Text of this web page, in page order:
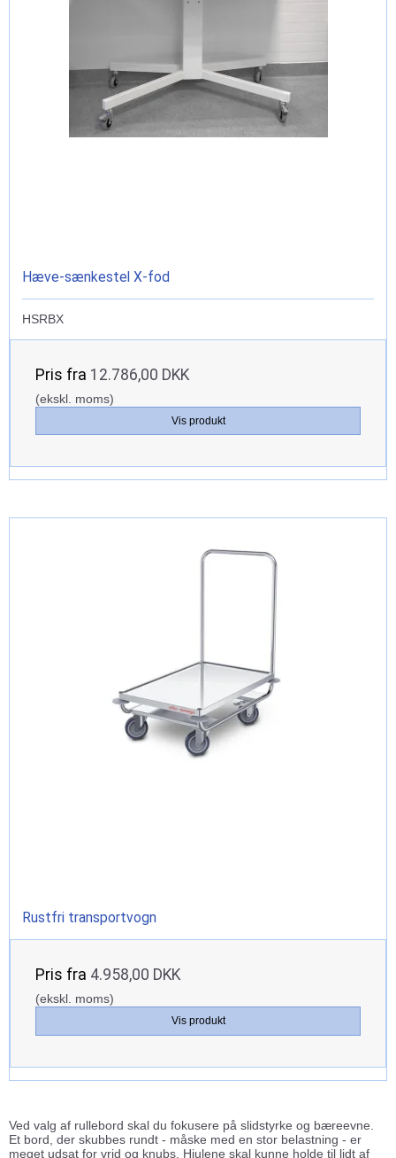
Hæve-sænkestel X-fod
HSRBX
Pris fra 12.786,00 DKK
(ekskl. moms)
Vis produkt
Rustfri transportvogn
Pris fra 4.958,00 DKK
(ekskl. moms)
Vis produkt
Ved valg af rullebord skal du fokusere på slidstyrke og bæreevne.
Et bord, der skubbes rundt - måske med en stor belastning - er
meget udsat for vrid og knubs. Hjulene skal kunne holde til lidt af